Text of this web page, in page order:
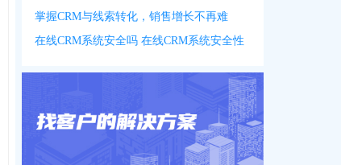
掌握CRM与线索转化，销售增长不再难
在线CRM系统安全吗 在线CRM系统安全性